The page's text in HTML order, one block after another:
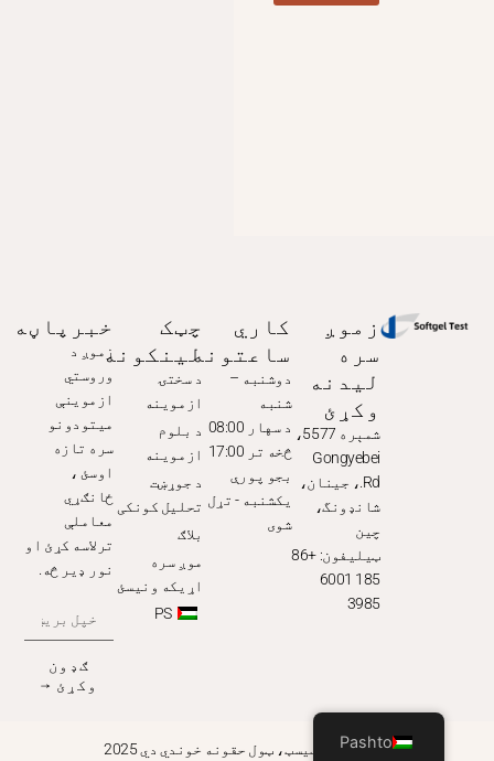
زموږ
سره
لیدنه
وکړئ
شمېره 5577،
Gongyebei
Rd.، جينان،
شانډونگ،
چین
ټیلیفون: +86
185 6001
3985
کاري
ساعتونه
دوشنبه –
شنبه
د سهار 08:00
څخه تر 17:00
بجو پورې
یکشنبه - تړل
شوی
چټک
لینکونه
د سختۍ
ازموینه
د بلوم
ازموینه
د جوړښت
تحلیل کونکی
بلاګ
موږ سره
اړیکه ونیسئ
PS
خبرپاڼه
زموږ د
وروستي
ازموینې
میتودونو
سره تازه
اوسئ ،
ځانګړي
معاملې
ترلاسه کړئ او
نور ډیر څه.
ګډون
وکړئ ⟶
د سافټګیل ټیسټ، ټول حقونه خوندي دي 2025
Pashto